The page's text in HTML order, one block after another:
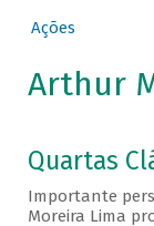
Ações
Arthur
Quartas
Importante
Moreira Lima